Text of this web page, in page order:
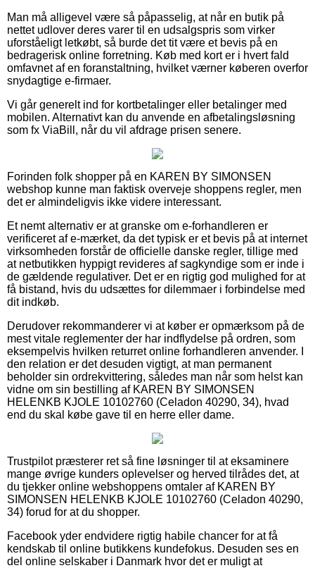
Man må alligevel være så påpasselig, at når en butik på
nettet udlover deres varer til en udsalgspris som virker
uforståeligt letkøbt, så burde det tit være et bevis på en
bedragerisk online forretning. Køb med kort er i hvert fald
omfavnet af en foranstaltning, hvilket værner køberen overfor
snydagtige e-firmaer.
Vi går generelt ind for kortbetalinger eller betalinger med
mobilen. Alternativt kan du anvende en afbetalingsløsning
som fx ViaBill, når du vil afdrage prisen senere.
Forinden folk shopper på en KAREN BY SIMONSEN
webshop kunne man faktisk overveje shoppens regler, men
det er almindeligvis ikke videre interessant.
Et nemt alternativ er at granske om e-forhandleren er
verificeret af e-mærket, da det typisk er et bevis på at internet
virksomheden forstår de officielle danske regler, tillige med
at netbutikken hyppigt revideres af sagkyndige som er inde i
de gældende regulativer. Det er en rigtig god mulighed for at
få bistand, hvis du udsættes for dilemmaer i forbindelse med
dit indkøb.
Derudover rekommanderer vi at køber er opmærksom på de
mest vitale reglementer der har indflydelse på ordren, som
eksempelvis hvilken returret online forhandleren anvender. I
den relation er det desuden vigtigt, at man permanent
beholder sin ordrekvittering, således man når som helst kan
vidne om sin bestilling af KAREN BY SIMONSEN
HELENKB KJOLE 10102760 (Celadon 40290, 34), hvad
end du skal købe gave til en herre eller dame.
Trustpilot præsterer ret så fine løsninger til at eksaminere
mange øvrige kunders oplevelser og herved tilrådes det, at
du tjekker online webshoppens omtaler af KAREN BY
SIMONSEN HELENKB KJOLE 10102760 (Celadon 40290,
34) forud for at du shopper.
Facebook yder endvidere rigtig habile chancer for at få
kendskab til online butikkens kundefokus. Desuden ses en
del online selskaber i Danmark hvor det er muligt at